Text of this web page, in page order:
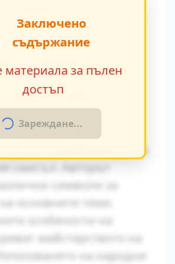
монолог.
между традиционните
идеи се
Това
създава
напрежение.
в произведението
роля за разбирането на
символи за
основните теми.
особености на
майстерството на
на народни
Заключено
съдържание
материала за пълен
достъп
Зареждане...